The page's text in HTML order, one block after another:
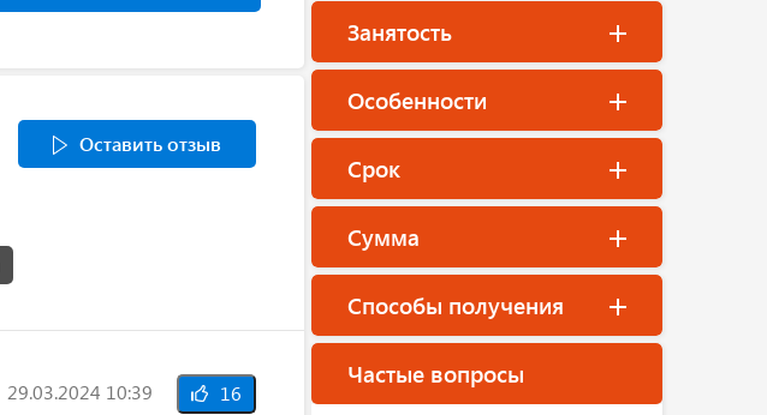
Оставить отзыв
29.03.2024 10:39 16
Занятость
Особенности
Срок
Сумма
Способы получения
Частые вопросы